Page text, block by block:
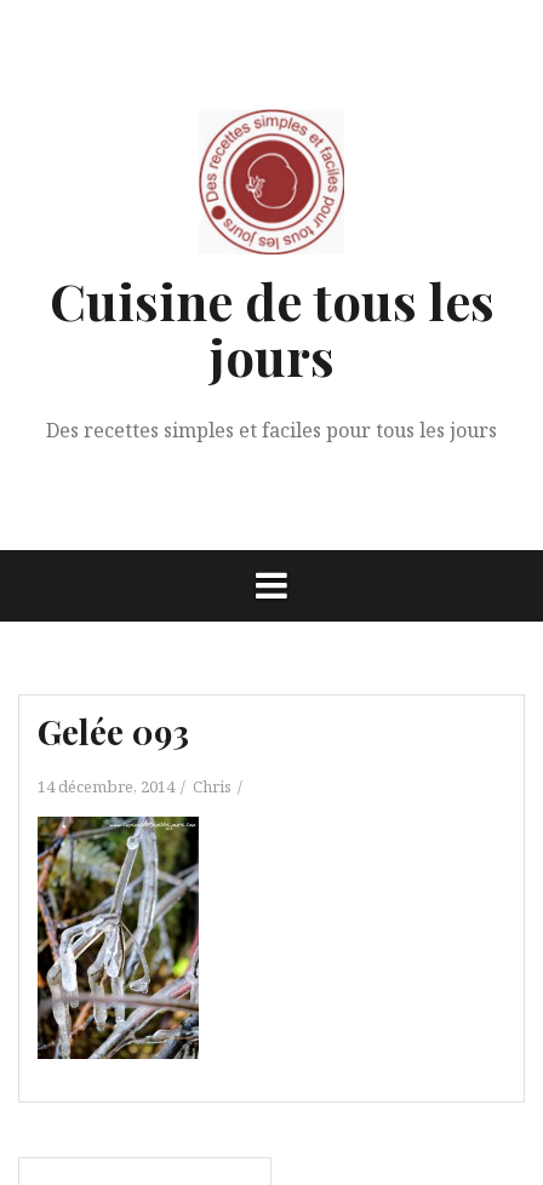
Cuisine de tous les
jours
Des recettes simples et faciles pour tous les jours
Gelée 093
14 décembre, 2014 Chris
Navigation